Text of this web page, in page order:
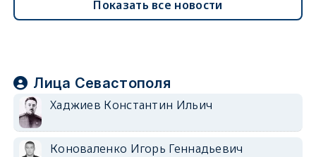
Показать все новости
Лица Севастополя
Хаджиев Константин Ильич
Коноваленко Игорь Геннадьевич